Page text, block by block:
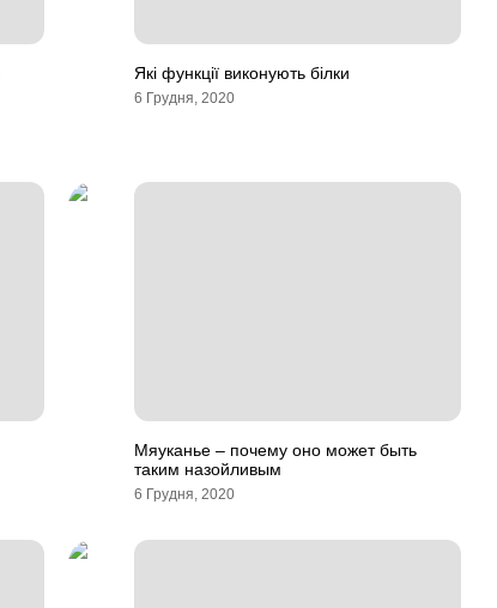
Які функції виконують білки
6 Грудня, 2020
Мяуканье – почему оно может быть
таким назойливым
6 Грудня, 2020